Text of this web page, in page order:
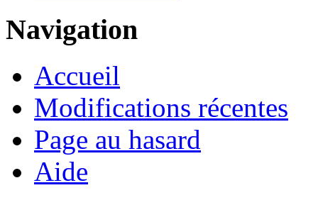
Navigation
Accueil
Modifications récentes
Page au hasard
Aide